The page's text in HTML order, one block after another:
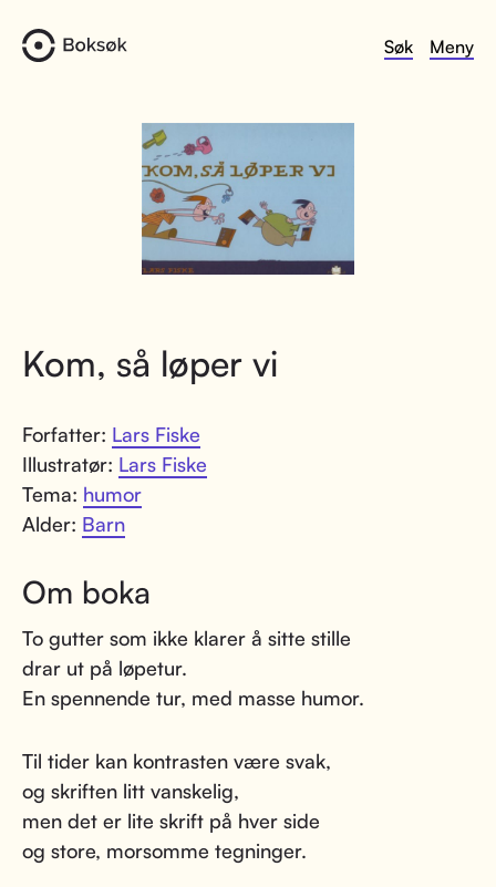
Søk Meny
Kom, så løper vi
Forfatter: Lars Fiske
Illustratør: Lars Fiske
Tema: humor
Alder: Barn
Om boka
To gutter som ikke klarer å sitte stille
drar ut på løpetur.
En spennende tur, med masse humor.
Til tider kan kontrasten være svak,
og skriften litt vanskelig,
men det er lite skrift på hver side
og store, morsomme tegninger.